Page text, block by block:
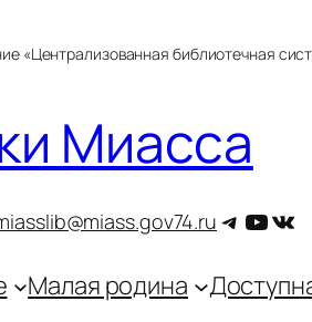
«Централизованная библиотечная
Миасса
Telegram
Малая родина